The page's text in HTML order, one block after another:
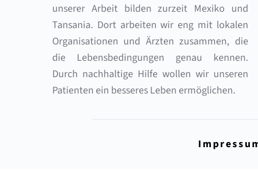
unserer Arbeit bilden zurzeit Mexiko und
Tansania. Dort arbeiten wir eng mit lokalen
Organisationen und Ärzten zusammen, die
die Lebensbedingungen genau kennen.
Durch nachhaltige Hilfe wollen wir unseren
Patienten ein besseres Leben ermöglichen.